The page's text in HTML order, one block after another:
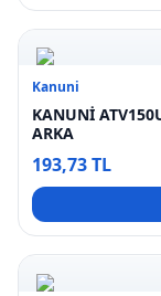
Kanuni
KANUNİ
ARKA
193,73 TL